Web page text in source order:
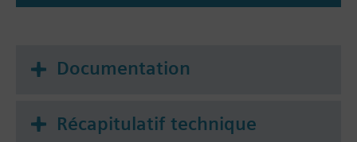
autocalibrage
Servomoteurs 3 points / 0..10V pour vanne
Documentation
Récapitulatif technique